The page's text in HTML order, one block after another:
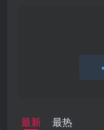
最新 最热